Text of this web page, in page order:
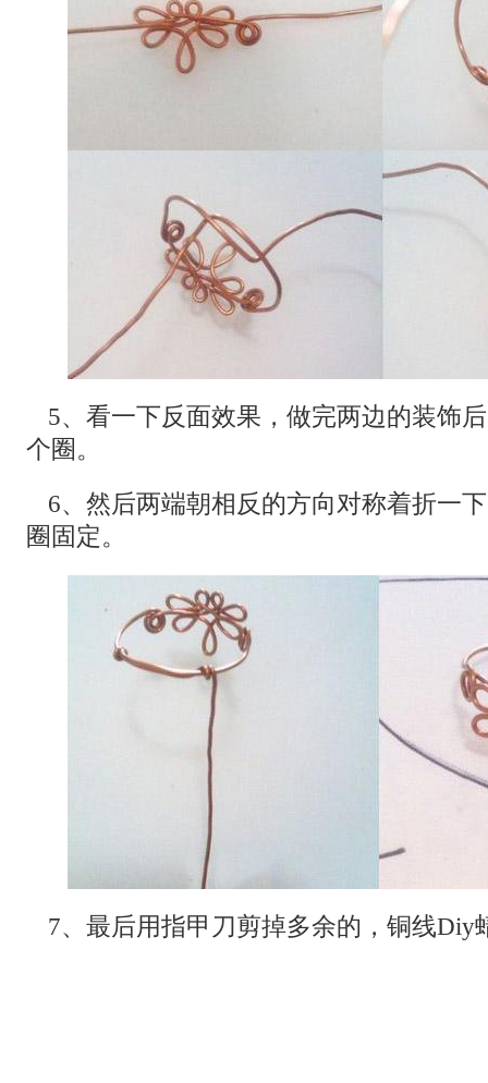
5、看一下反面效果，做完两边的装饰
个圈。
6、然后两端朝相反的方向对称着折一
圈固定。
7、最后用指甲刀剪掉多余的，铜线Diy